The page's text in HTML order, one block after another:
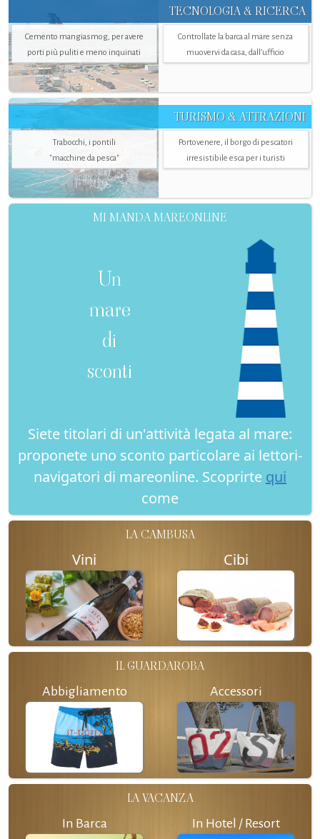
TECNOLOGIA & RICERCA
Cemento mangiasmog, per avere
porti più puliti e meno inquinati
Controllate la barca al mare senza
muovervi da casa, dall’ufficio
TURISMO & ATTRAZIONI
Trabocchi, i pontili
"macchine da pesca"
Portovenere, il borgo di pescatori
irresistibile esca per i turisti
MI MANDA MAREONLINE
Un
mare
di
sconti
Siete titolari di un'attività legata al mare:
proponete uno sconto particolare ai lettori-
navigatori di mareonline. Scoprirte qui
come
LA CAMBUSA
Vini Cibi
IL GUARDAROBA
Abbigliamento Accessori
LA VACANZA
In Barca In Hotel / Resort